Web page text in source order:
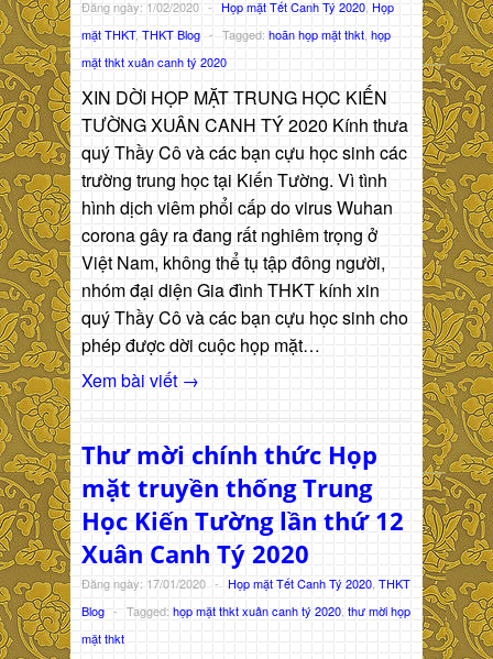
Đăng ngày: 1/02/2020 - Họp mặt Tết Canh Tý 2020, Họp
mặt THKT, THKT Blog - Tagged: hoãn họp mặt thkt họp
mặt thkt xuân canh tý 2020
XIN DỜI HỌP MẶT TRUNG HỌC KIẾN
TƯỜNG XUÂN CANH TÝ 2020 Kính thưa
quý Thầy Cô và các bạn cựu học sinh các
trường trung học tại Kiến Tường. Vì tình
hình dịch viêm phổi cấp do virus Wuhan
corona gây ra đang rất nghiêm trọng ở
Việt Nam, không thể tụ tập đông người,
nhóm đại diện Gia đình THKT kính xin
quý Thầy Cô và các bạn cựu học sinh cho
phép được dời cuộc họp mặt…
Xem bài viết →
Thư mời chính thức Họp
mặt truyền thống Trung
Học Kiến Tường lần thứ 12
Xuân Canh Tý 2020
Đăng ngày: 17/01/2020 - Họp mặt Tết Canh Tý 2020, THKT
Blog - Tagged: họp mặt thkt xuân canh tý 2020 thư mời họp
mặt thkt